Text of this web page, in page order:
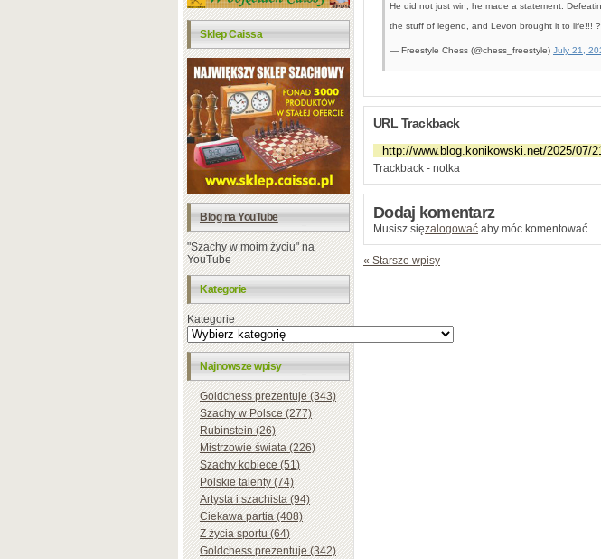
Sklep Caissa
Blog na YouTube
"Szachy w moim życiu" na
YouTube
Kategorie
Kategorie
Najnowsze wpisy
Goldchess prezentuje (343)
Szachy w Polsce (277)
Rubinstein (26)
Mistrzowie świata (226)
Szachy kobiece (51)
Polskie talenty (74)
Artysta i szachista (94)
Ciekawa partia (408)
Z życia sportu (64)
Goldchess prezentuje (342)
He did not just win, he made a statement.
the stuff of legend, and Levon brought it to life!!!
— Freestyle Chess (@chess_freestyle) July 21,
URL Trackback
Trackback - notka
Dodaj komentarz
Musisz sięzalogować aby móc komentować.
« Starsze wpisy